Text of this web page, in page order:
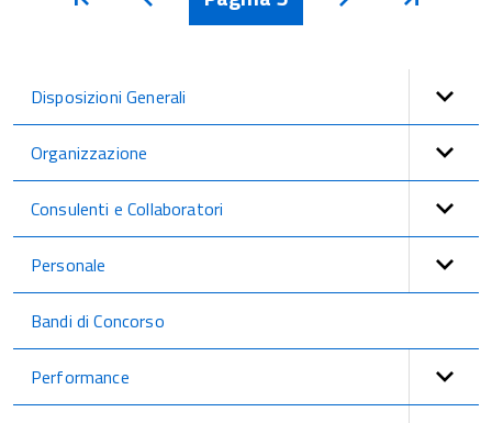
Indietro
Disposizioni Generali
Organizzazione
Consulenti e Collaboratori
Personale
Bandi di Concorso
Performance